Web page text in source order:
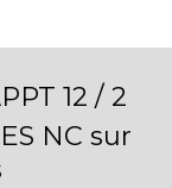
12 / 2
NC sur